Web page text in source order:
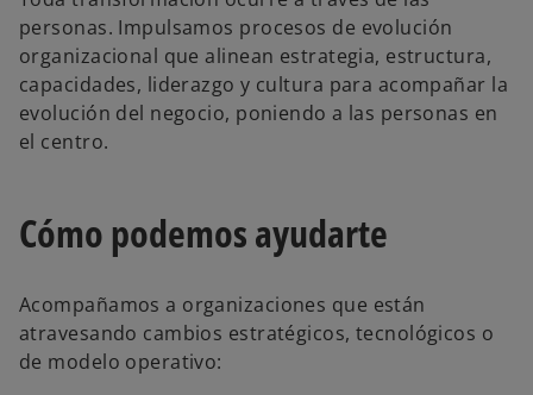
s
a
a
u
personas. Impulsamos procesos de evolución
organizacional que alinean estrategia, estructura,
capacidades, liderazgo y cultura para acompañar la
evolución del negocio, poniendo a las personas en
el centro.
Cómo podemos ayudarte
Acompañamos a organizaciones que están
atravesando cambios estratégicos, tecnológicos o
de modelo operativo: